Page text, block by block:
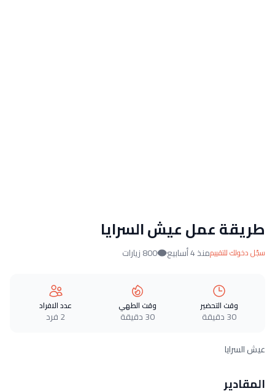
طريقة عمل عيش السرايا
سجّل دخولك للتقييممنذ 4 أسابيع 800 زيارات
وقت التحضير
30 دقيقة
وقت الطهي
30 دقيقة
عدد الافراد
2 فرد
عيش السرايا
المقادير